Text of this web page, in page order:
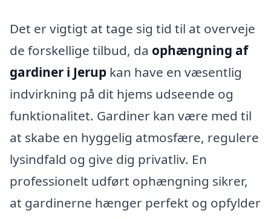
Det er vigtigt at tage sig tid til at overveje
de forskellige tilbud, da ophængning af
gardiner i Jerup kan have en væsentlig
indvirkning på dit hjems udseende og
funktionalitet. Gardiner kan være med til
at skabe en hyggelig atmosfære, regulere
lysindfald og give dig privatliv. En
professionelt udført ophængning sikrer,
at gardinerne hænger perfekt og opfylder